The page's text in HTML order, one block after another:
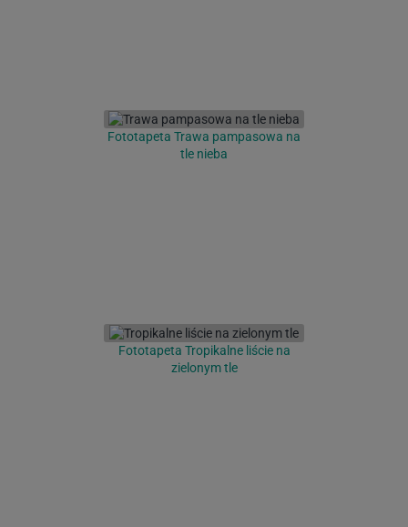
Fototapeta Trawa pampasowa na
tle nieba
Fototapeta Tropikalne liście na
zielonym tle